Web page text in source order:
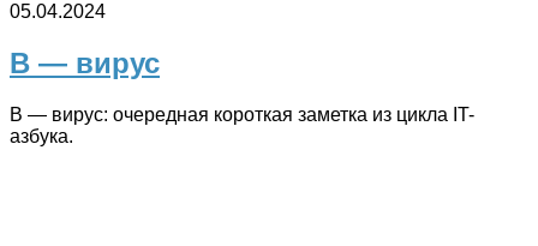
05.04.2024
В — вирус
В — вирус: очередная короткая заметка из цикла IT-
азбука.